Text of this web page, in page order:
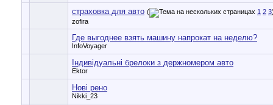
страховка для авто ( 1 2 3)
zofira
Где выгоднее взять машину напрокат на неделю?
InfoVoyager
Індивідуальні брелоки з держномером авто
Ektor
Нові рено
Nikki_23